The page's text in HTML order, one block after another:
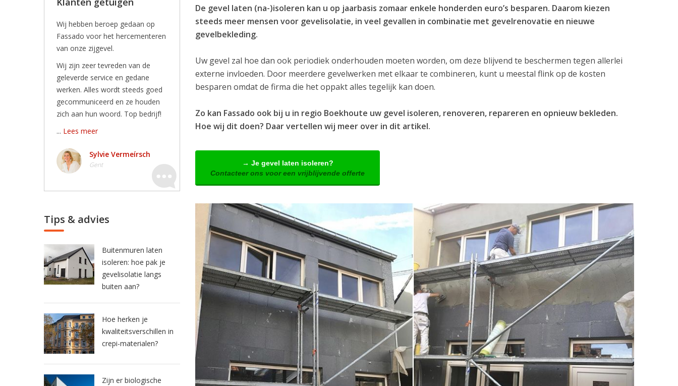
De gevel laten (na-)isoleren kan u op jaarbasis zomaar enkele honderden euro’s besparen. Daarom kiezen
steeds meer mensen voor gevelisolatie, in veel gevallen in combinatie met gevelrenovatie en nieuwe
gevelbekleding.
Uw gevel zal hoe dan ook periodiek onderhouden moeten worden, om deze blijvend te beschermen tegen allerlei
externe invloeden. Door meerdere gevelwerken met elkaar te combineren, kunt u meestal flink op de kosten
besparen omdat de firma die het oppakt alles tegelijk kan doen.
Zo kan Fassado ook bij u in regio Boekhoute uw gevel isoleren, renoveren, repareren en opnieuw bekleden.
Hoe wij dit doen? Daar vertellen wij meer over in dit artikel.
→ Je gevel laten isoleren?
Contacteer ons voor een vrijblijvende offerte
Wij hebben beroep gedaan op
Fassado voor het hercementeren
van onze zijgevel.
Wij zijn zeer tevreden van de
geleverde service en gedane
werken. Alles wordt steeds goed
gecommuniceerd en ze houden
zich aan hun woord. Top bedrijf!
... Lees meer
Sylvie Vermeírsch
Gent
Tips & advies
Buitenmuren laten
isoleren: hoe pak je
gevelisolatie langs
buiten aan?
Hoe herken je
kwaliteitsverschillen in
crepi-materialen?
Zijn er biologische